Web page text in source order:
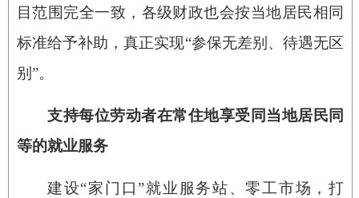
目范围完全一致，各级财政也会按当地居民相同
标准给予补助，真正实现“参保无差别、待遇无区
别”。
支持每位劳动者在常住地享受同当地居民同
等的就业服务
建设“家门口”就业服务站、零工市场，打